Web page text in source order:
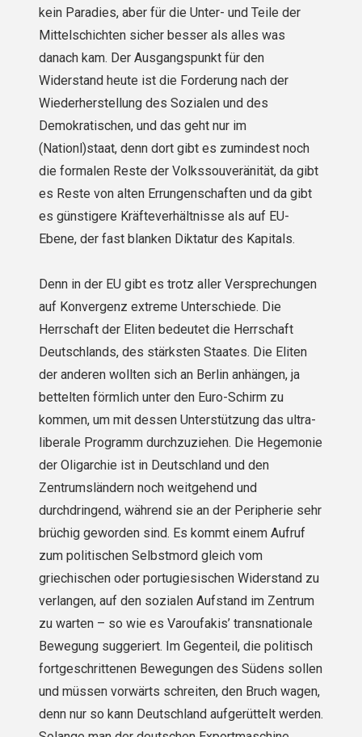
kein Paradies, aber für die Unter- und Teile der
Mittelschichten sicher besser als alles was
danach kam. Der Ausgangspunkt für den
Widerstand heute ist die Forderung nach der
Wiederherstellung des Sozialen und des
Demokratischen, und das geht nur im
(Nationl)staat, denn dort gibt es zumindest noch
die formalen Reste der Volkssouveränität, da gibt
es Reste von alten Errungenschaften und da gibt
es günstigere Kräfteverhältnisse als auf EU-
Ebene, der fast blanken Diktatur des Kapitals.
Denn in der EU gibt es trotz aller Versprechungen
auf Konvergenz extreme Unterschiede. Die
Herrschaft der Eliten bedeutet die Herrschaft
Deutschlands, des stärksten Staates. Die Eliten
der anderen wollten sich an Ber­lin anhängen, ja
bettelten förmlich unter den Euro-Schirm zu
kommen, um mit dessen Unterstützung das ultra­
liberale Programm durchzuziehen. Die Hegemonie
der Oligarchie ist in Deutschland und den
Zentrumsländern noch weitgehend und
durchdringend, während sie an der Peripherie sehr
brüchig geworden sind. Es kommt einem Aufruf
zum politischen Selbstmord gleich vom
griechischen oder portugiesischen Widerstand zu
verlan­gen, auf den sozialen Aufstand im Zentrum
zu warten – so wie es Varoufakis’ transnationale
Bewegung sugge­riert. Im Gegenteil, die politisch
fortgeschrittenen Bewegungen des Südens sollen
und müssen vorwärts schrei­ten, den Bruch wagen,
denn nur so kann Deutschland aufgerüttelt werden.